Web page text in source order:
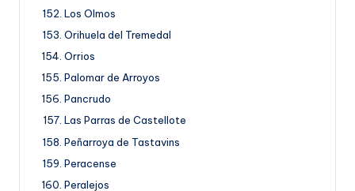
Los Olmos
Orihuela del Tremedal
Orrios
Palomar de Arroyos
Pancrudo
Las Parras de Castellote
Peñarroya de Tastavins
Peracense
Peralejos